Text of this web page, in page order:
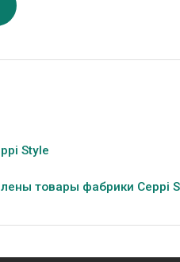
Style
товары фабрики Ceppi